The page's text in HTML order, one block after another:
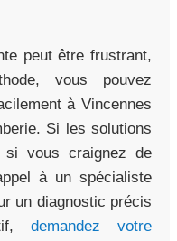
peut être frustrant,
vous pouvez
à Vincennes
Si les solutions
vous craignez de
à un spécialiste
un diagnostic précis
demandez votre